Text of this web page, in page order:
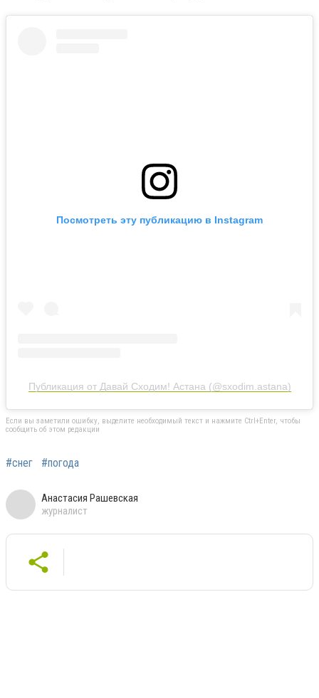
Посмотреть эту публикацию в Instagram
Публикация от Давай Сходим! Астана (@sxodim.astana)
Если вы заметили ошибку, выделите необходимый текст и нажмите Ctrl+Enter, чтобы
сообщить об этом редакции
#снег #погода
Анастасия Рашевская
журналист